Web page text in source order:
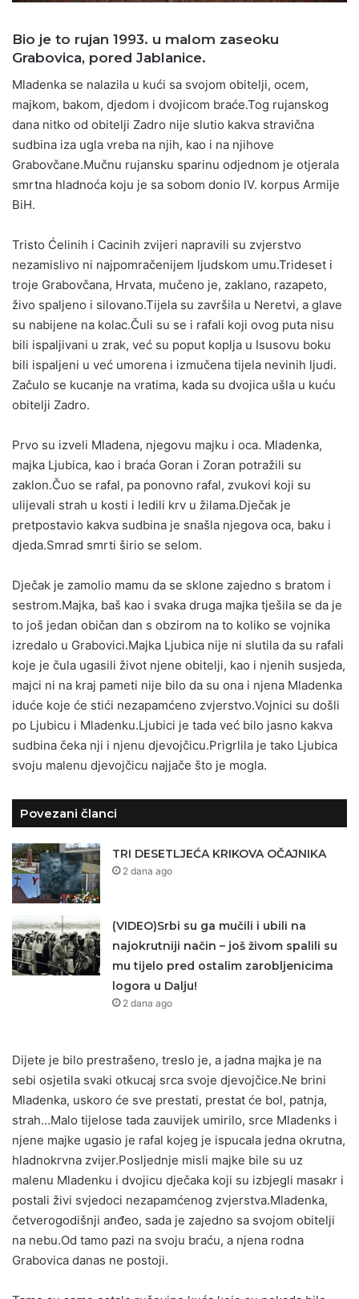
Bio je to rujan 1993. u malom zaseoku
Grabovica, pored Jablanice.
Mladenka se nalazila u kući sa svojom obitelji, ocem,
majkom, bakom, djedom i dvojicom braće.Tog rujanskog
dana nitko od obitelji Zadro nije slutio kakva stravična
sudbina iza ugla vreba na njih, kao i na njihove
Grabovčane.Mučnu rujansku sparinu odjednom je otjerala
smrtna hladnoća koju je sa sobom donio IV. korpus Armije
BiH.
Tristo Ćelinih i Cacinih zvijeri napravili su zvjerstvo
nezamislivo ni najpomračenijem ljudskom umu.Trideset i
troje Grabovčana, Hrvata, mučeno je, zaklano, razapeto,
živo spaljeno i silovano.Tijela su završila u Neretvi, a glave
su nabijene na kolac.Čuli su se i rafali koji ovog puta nisu
bili ispaljivani u zrak, već su poput koplja u Isusovu boku
bili ispaljeni u već umorena i izmučena tijela nevinih ljudi.
Začulo se kucanje na vratima, kada su dvojica ušla u kuću
obitelji Zadro.
Prvo su izveli Mladena, njegovu majku i oca. Mladenka,
majka Ljubica, kao i braća Goran i Zoran potražili su
zaklon.Čuo se rafal, pa ponovno rafal, zvukovi koji su
ulijevali strah u kosti i ledili krv u žilama.Dječak je
pretpostavio kakva sudbina je snašla njegova oca, baku i
djeda.Smrad smrti širio se selom.
Dječak je zamolio mamu da se sklone zajedno s bratom i
sestrom.Majka, baš kao i svaka druga majka tješila se da je
to još jedan običan dan s obzirom na to koliko se vojnika
izredalo u Grabovici.Majka Ljubica nije ni slutila da su rafali
koje je čula ugasili život njene obitelji, kao i njenih susjeda,
majci ni na kraj pameti nije bilo da su ona i njena Mladenka
iduće koje će stići nezapamćeno zvjerstvo.Vojnici su došli
po Ljubicu i Mladenku.Ljubici je tada već bilo jasno kakva
sudbina čeka nji i njenu djevojčicu.Prigrlila je tako Ljubica
svoju malenu djevojčicu najjače što je mogla.
Povezani članci
TRI DESETLJEĆA KRIKOVA OČAJNIKA
2 dana ago
(VIDEO)Srbi su ga mučili i ubili na
najokrutniji način – još živom spalili su
mu tijelo pred ostalim zarobljenicima
logora u Dalju!
2 dana ago
Dijete je bilo prestrašeno, treslo je, a jadna majka je na
sebi osjetila svaki otkucaj srca svoje djevojčice.Ne brini
Mladenka, uskoro će sve prestati, prestat će bol, patnja,
strah…Malo tijelose tada zauvijek umirilo, srce Mladenks i
njene majke ugasio je rafal kojeg je ispucala jedna okrutna,
hladnokrvna zvijer.Posljednje misli majke bile su uz
malenu Mladenku i dvojicu dječaka koji su izbjegli masakr i
postali živi svjedoci nezapamćenog zvjerstva.Mladenka,
četverogodišnji anđeo, sada je zajedno sa svojom obitelji
na nebu.Od tamo pazi na svoju braću, a njena rodna
Grabovica danas ne postoji.